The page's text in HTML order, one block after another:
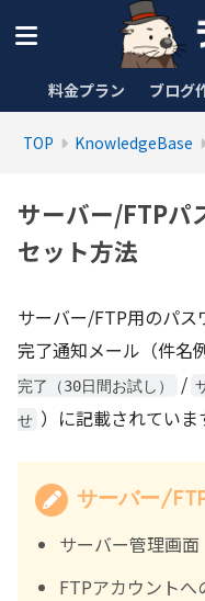
料金プラン ブログ
TOP KnowledgeBase
サーバー/FTPパ
セット方法
サーバー/FTP用のパ
完了通知メール（件名
完了（30日間お試し）
/
せ ）に記載されていま
サーバー/
サーバー管理画
FTPアカウントへ